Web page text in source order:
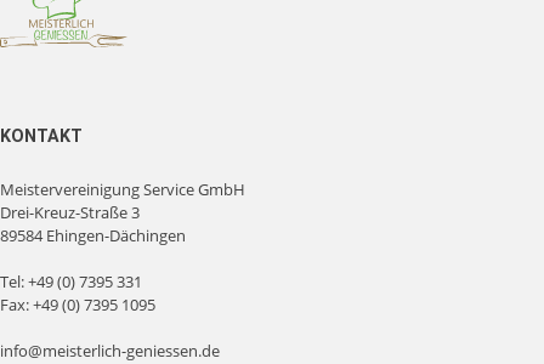
KONTAKT
Meistervereinigung Service GmbH
Drei-Kreuz-Straße 3
89584 Ehingen-Dächingen
Tel:+49 (0) 7395 331
Fax: +49 (0) 7395 1095
info@meisterlich-geniessen.de